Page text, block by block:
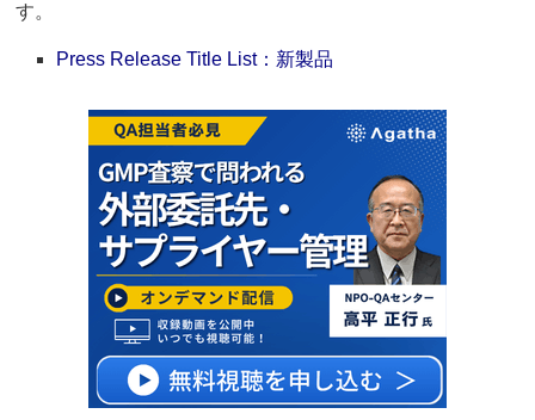
す。
Press Release Title List：新製品